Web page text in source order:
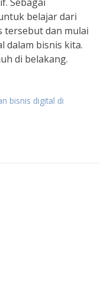
belajar dari
tersebut dan mulai
dalam bisnis kita.
di belakang.
bisnis digital di